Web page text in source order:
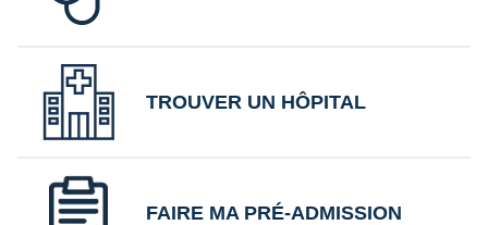
TROUVER UN HÔPITAL
FAIRE MA PRÉ-ADMISSION